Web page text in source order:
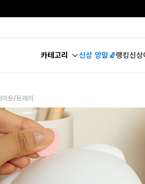
카테고리 신상 양말🧦랭킹신상
트/트레이